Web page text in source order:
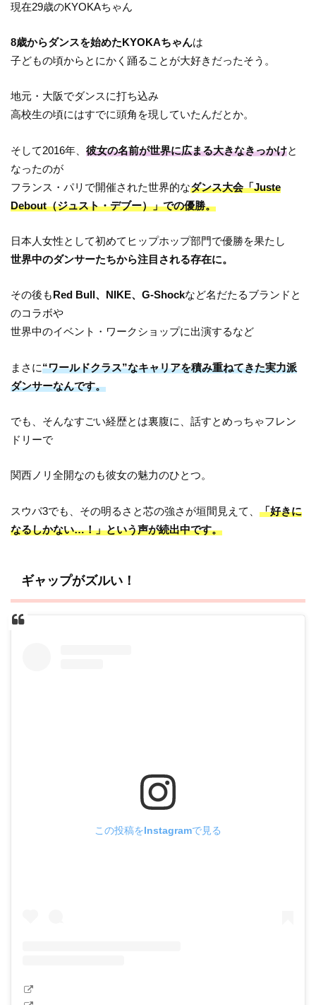
現在29歳のKYOKAちゃん
8歳からダンスを始めたKYOKAちゃんは
子どもの頃からとにかく踊ることが大好きだったそう。
地元・大阪でダンスに打ち込み
高校生の頃にはすでに頭角を現していたんだとか。
そして2016年、彼女の名前が世界に広まる大きなきっかけと
なったのが
フランス・パリで開催された世界的なダンス大会「Juste
Debout（ジュスト・デブー）」での優勝。
日本人女性として初めてヒップホップ部門で優勝を果たし
世界中のダンサーたちから注目される存在に。
その後もRed Bull、NIKE、G-Shockなど名だたるブランドと
のコラボや
世界中のイベント・ワークショップに出演するなど
まさに“ワールドクラス”なキャリアを積み重ねてきた実力派
ダンサーなんです。
でも、そんなすごい経歴とは裏腹に、話すとめっちゃフレン
ドリーで
関西ノリ全開なのも彼女の魅力のひとつ。
スウパ3でも、その明るさと芯の強さが垣間見えて、「好きに
なるしかない…！」という声が続出中です。
ギャップがズルい！
この投稿をInstagramで見る